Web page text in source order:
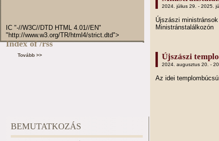
IC "-//W3C//DTD HTML 4.01//EN"
"http://www.w3.org/TR/html4/strict.dtd">
Index of /rss
Tovább >>
2024. július 29. - 2025.
Újszászi
Ministránstalálkozón
Újszászi
2024. augusztus 20. -
Az idei
BEMUTATKOZÁS